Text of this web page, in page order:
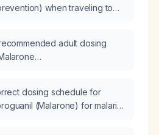
when traveling to
adult dosing
for cholera
dosing schedule for
(Malarone) for malaria